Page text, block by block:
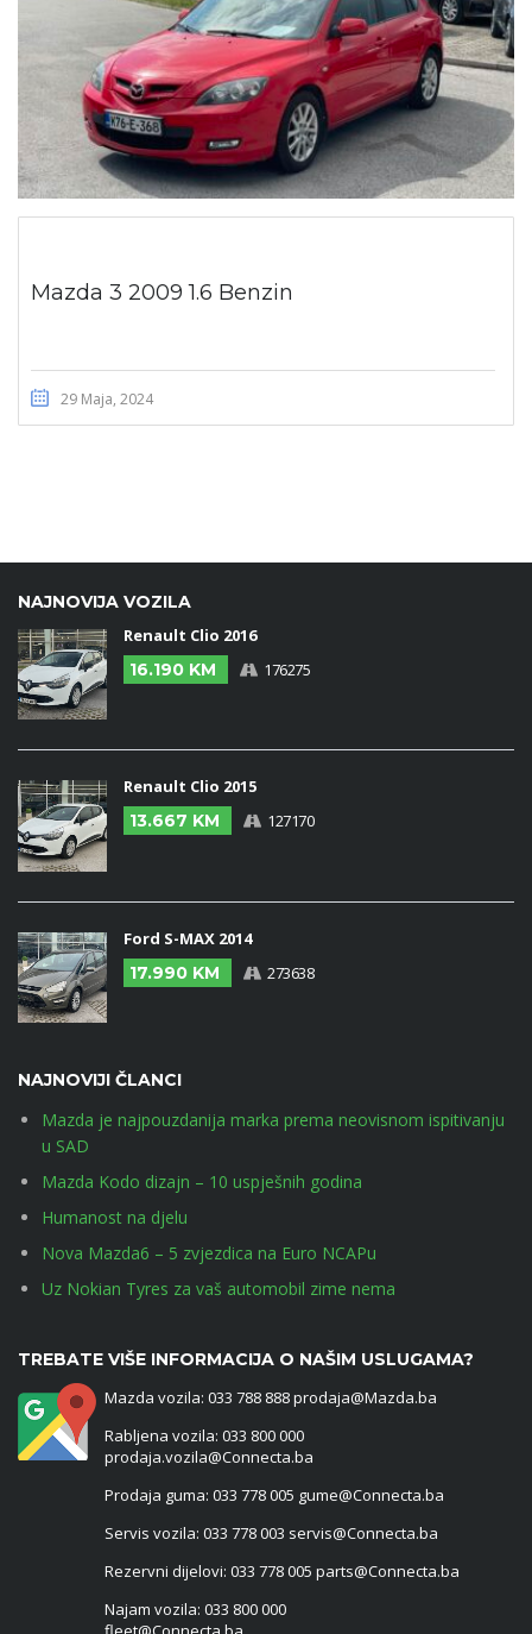
Mazda 3 2009 1.6 Benzin
29 Maja, 2024
NAJNOVIJA VOZILA
Renault Clio 2016
16.190 KM
176275
Renault Clio 2015
13.667 KM
127170
Ford S-MAX 2014
17.990 KM
273638
NAJNOVIJI ČLANCI
Mazda je najpouzdanija marka prema neovisnom ispitivanju
u SAD
Mazda Kodo dizajn – 10 uspješnih godina
Humanost na djelu
Nova Mazda6 – 5 zvjezdica na Euro NCAPu
Uz Nokian Tyres za vaš automobil zime nema
TREBATE VIŠE INFORMACIJA O NAŠIM USLUGAMA?
Mazda vozila: 033 788 888 prodaja@Mazda.ba
Rabljena vozila: 033 800 000
prodaja.vozila@Connecta.ba
Prodaja guma: 033 778 005 gume@Connecta.ba
Servis vozila: 033 778 003 servis@Connecta.ba
Rezervni dijelovi: 033 778 005 parts@Connecta.ba
Najam vozila: 033 800 000